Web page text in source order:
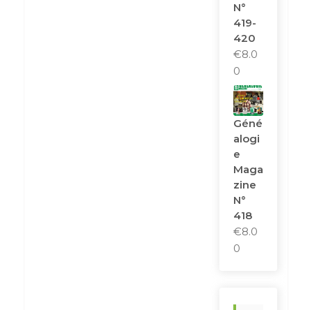
N°
419-
420
€8.0
0
Géné
Alogi
E
Maga
Zine
N°
418
€8.0
0